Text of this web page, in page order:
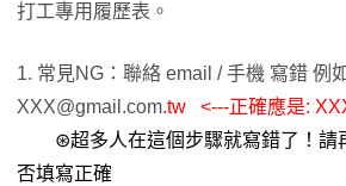
打工專用履歷表。
1. 常見NG：聯絡 email / 手機 寫錯 例
XXX@gmail.com.tw <---正確應是:
⊛超多人在這個步驟就寫錯了！請
否填寫正確